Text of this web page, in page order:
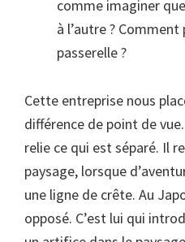
comme imaginer
à l’autre ?
passerelle ?
Cette entreprise nous
différence de point de
relie ce qui est séparé. Il
paysage, lorsque
une ligne de crête. Au
opposé. C’est lui qui